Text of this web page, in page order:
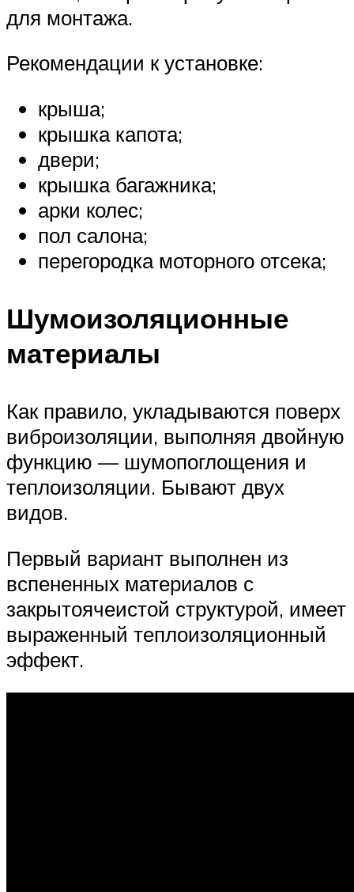
для монтажа.
Рекомендации к установке:
крыша;
крышка капота;
двери;
крышка багажника;
арки колес;
пол салона;
перегородка моторного отсека;
Шумоизоляционные
материалы
Как правило, укладываются поверх
виброизоляции, выполняя двойную
функцию — шумопоглощения и
теплоизоляции. Бывают двух
видов.
Первый вариант выполнен из
вспененных материалов с
закрытоячеистой структурой, имеет
выраженный теплоизоляционный
эффект.